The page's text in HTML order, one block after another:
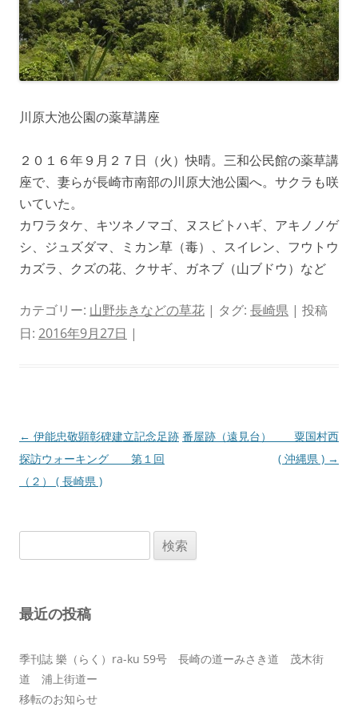
川原大池公園の薬草講座
２０１６年９月２７日（火）快晴。三和公民館の薬草講
座で、妻らが長崎市南部の川原大池公園へ。サクラも咲
いていた。
カワラタケ、キツネノマゴ、ヌスビトハギ、アキノノゲ
シ、ジュズダマ、ミカン草（毒）、スイレン、フウトウ
カズラ、クズの花、クサギ、ガネブ（山ブドウ）など
カテゴリー: 山野歩きなどの草花 | タグ: 長崎県 | 投稿
日: 2016年9月27日 |
投
稿
ナ
ン
← 伊能忠敬顕彰碑建立記念足跡
探訪ウォーキング 第１回
（２） ( 長崎県 )
番屋跡（遠見台） 粟国村西
( 沖縄県 ) →
索:
最近の投稿
季刊誌 樂（らく）ra-ku 59号 長崎の道ーみさき道 茂木街
道 浦上街道ー
移転のお知らせ